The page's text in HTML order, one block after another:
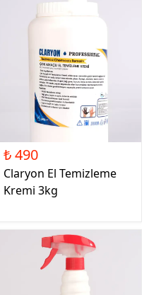
₺ 490
Claryon El Temizleme
Kremi 3kg